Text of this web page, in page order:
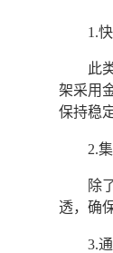
1.
此
架采用
保持稳定
2.
除
透，确
3.